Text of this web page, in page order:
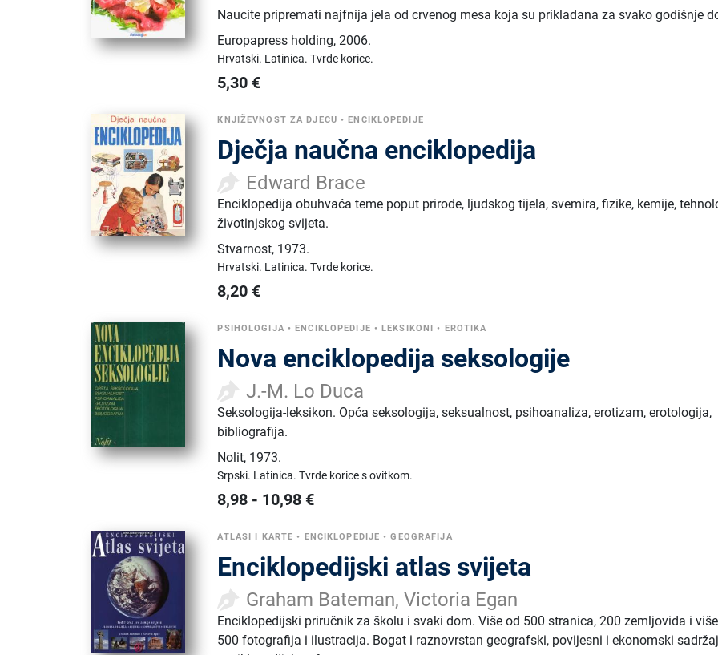
Naucite pripremati najfnija jela od crvenog mesa koja su prikladana za svako godišnje
Europapress holding,2006.
Hrvatski. Latinica.Tvrde korice.
5,30 €
KNJIŽEVNOST ZA DJECU •ENCIKLOPEDIJE
Dječja naučna enciklopedija
Edward Brace
Enciklopedija obuhvaća teme poput prirode, ljudskog tijela, svemira, fizike, kemije,
životinjskog svijeta.
Stvarnost, 1973.
Hrvatski. Latinica.Tvrde korice.
8,20 €
PSIHOLOGIJA •ENCIKLOPEDIJE •LEKSIKONI • EROTIKA
Nova enciklopedija seksologije
J.-M. Lo Duca
Seksologija-leksikon. Opća seksologija, seksualnost, psihoanaliza, erotizam, erotologija,
bibliografija.
Nolit, 1973.
Srpski. Latinica.Tvrde korice s ovitkom.
8,98 - 10,98 €
ATLASI I KARTE • ENCIKLOPEDIJE •GEOGRAFIJA
Enciklopedijski atlas svijeta
Graham Bateman, Victoria Egan
Enciklopedijski priručnik za školu i svaki dom. Više od 500 stranica, 200 zemljovida i
500 fotografija i ilustracija. Bogat i raznovrstan geografski, povijesni i ekonomski sadržaj